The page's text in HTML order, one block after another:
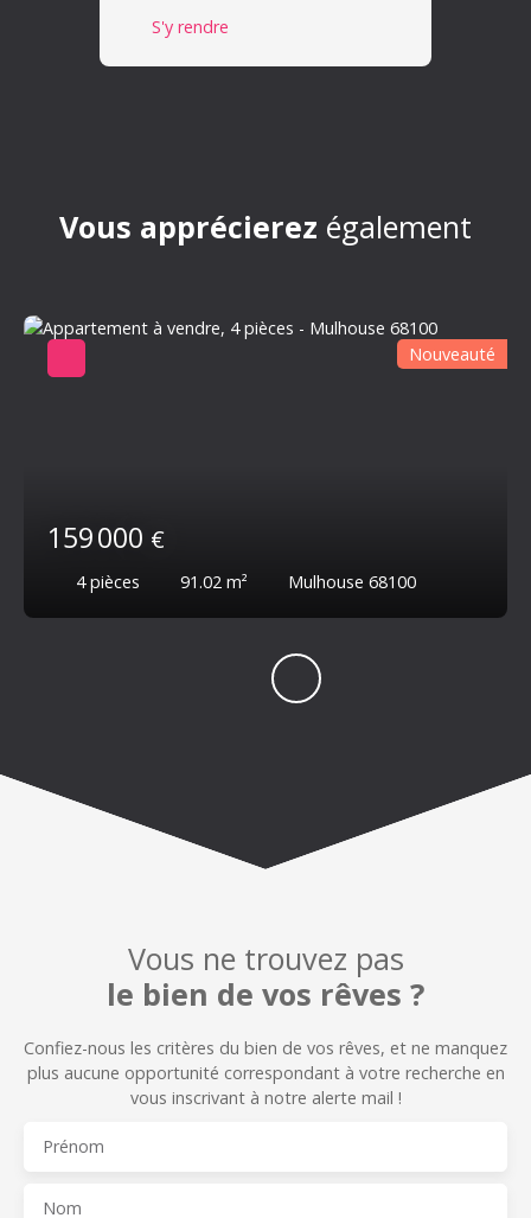
S'y rendre
Vous apprécierez également
159 000 €
4pièces 91.02 m² Mulhouse 68100
Nouveauté
Vous ne trouvez pas
le bien de vos rêves ?
Confiez-nous les critères du bien de vos rêves, et ne manquez
plus aucune opportunité correspondant à votre recherche en
vous inscrivant à notre alerte mail !
Prénom
Nom